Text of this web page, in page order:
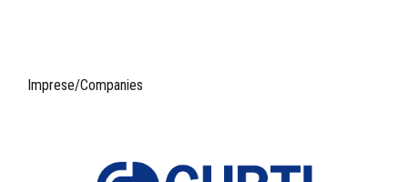
Imprese/Companies